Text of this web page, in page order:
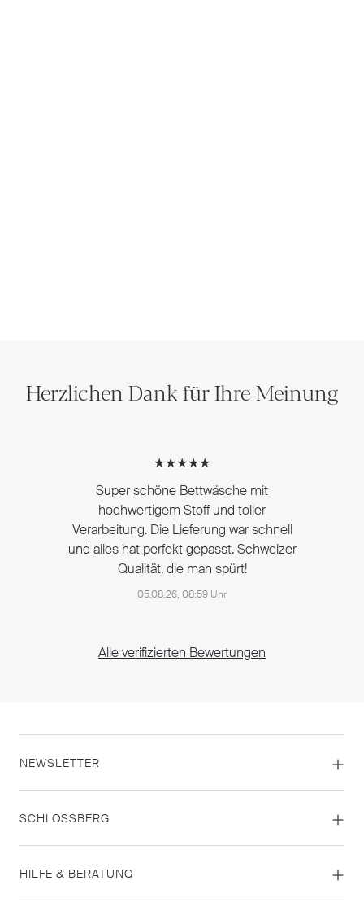
Herzlichen Dank für Ihre Meinung
★★★★★
Super schöne Bettwäsche mit
hochwertigem Stoff und toller
Verarbeitung. Die Lieferung war schnell
und alles hat perfekt gepasst. Schweizer
Qualität, die man spürt!
05.08.26, 08:59 Uhr
Alle verifizierten Bewertungen
NEWSLETTER
SCHLOSSBERG
HILFE & BERATUNG